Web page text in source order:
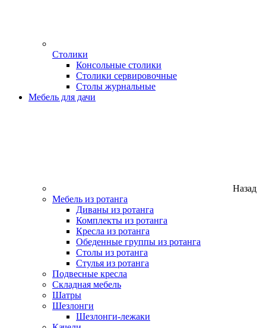
Столики
Консольные столики
Столики сервировочные
Столы журнальные
Мебель для дачи
Назад
Мебель из ротанга
Диваны из ротанга
Комплекты из ротанга
Кресла из ротанга
Обеденные группы из ротанга
Столы из ротанга
Стулья из ротанга
Подвесные кресла
Складная мебель
Шатры
Шезлонги
Шезлонги-лежаки